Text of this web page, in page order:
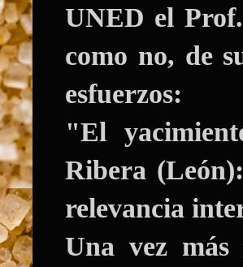
UNED el
como no, de
esfuerzos:
"El
Ribera
relevancia
Una vez